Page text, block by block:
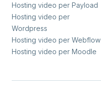
Hosting video per Payload
Hosting video per
Wordpress
Hosting video per Webflow
Hosting video per Moodle